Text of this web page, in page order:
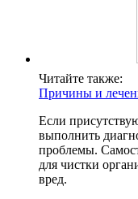
Читайте также:
Причины и
Если
выполнить
проблемы.
для чистки
вред.